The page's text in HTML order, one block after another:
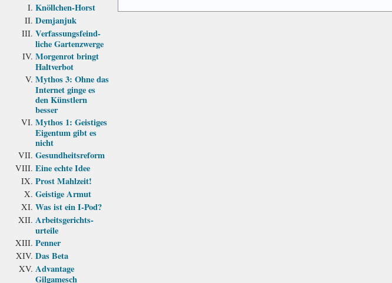
Knöllchen-Horst
Demjanjuk
Verfassungs­feind­
liche Garten­zwerge
Morgenrot bringt
Haltverbot
Mythos 3: Ohne das
Internet ginge es
den Künstlern
besser
Mythos 1: Geistiges
Eigentum gibt es
nicht
Gesundheits­reform
Eine echte Idee
Prost Mahlzeit!
Geistige Armut
Was ist ein I-Pod?
Arbeits­gerichts­
urteile
Penner
Das Beta
Advantage
Gilgamesch